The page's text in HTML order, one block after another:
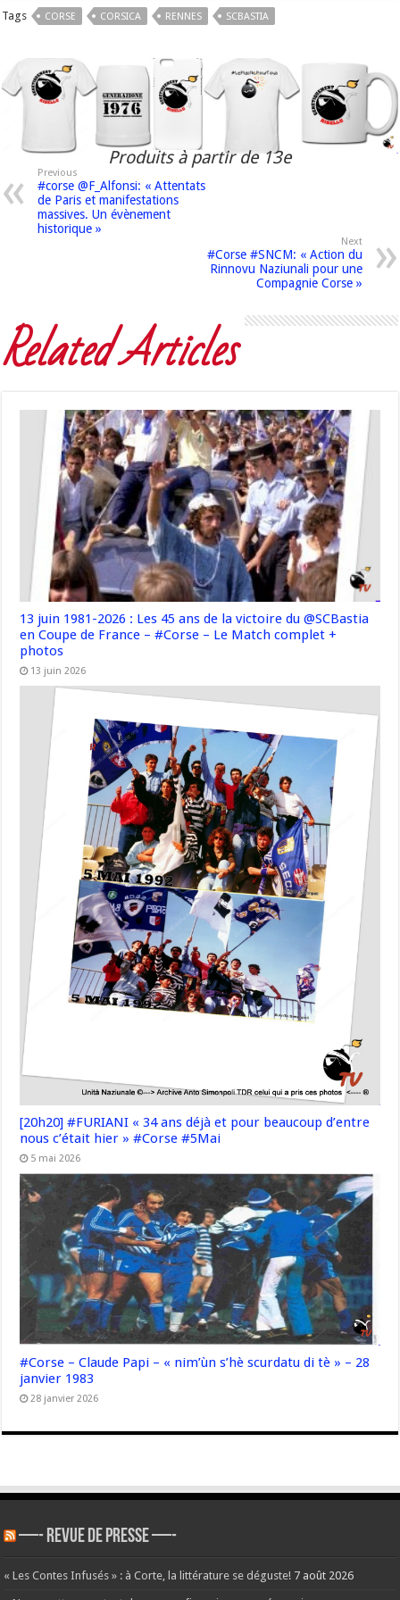
Tags CORSE CORSICA RENNES SCBASTIA
Produits à partir de 13e
Previous
#corse @F_Alfonsi: « Attentats
de Paris et manifestations
massives. Un évènement
historique »
Next
#Corse #SNCM: « Action du
Rinnovu Naziunali pour une
Compagnie Corse »
Related Articles
13 juin 1981-2026 : Les 45 ans de la victoire du @SCBastia
en Coupe de France – #Corse – Le Match complet +
photos
13 juin 2026
[20h20] #FURIANI « 34 ans déjà et pour beaucoup d’entre
nous c’était hier » #Corse #5Mai
5 mai 2026
#Corse – Claude Papi – « nim’ùn s’hè scurdatu di tè » – 28
janvier 1983
28 janvier 2026
—- REVUE DE PRESSE —-
« Les Contes Infusés » : à Corte, la littérature se déguste! 7 août 2026